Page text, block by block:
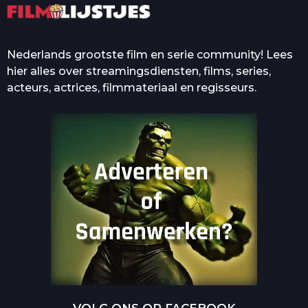
Nederlands grootste film en serie community! Lees
hier alles over streamingsdiensten, films, series,
acteurs, actrices, filmmateriaal en regisseurs.